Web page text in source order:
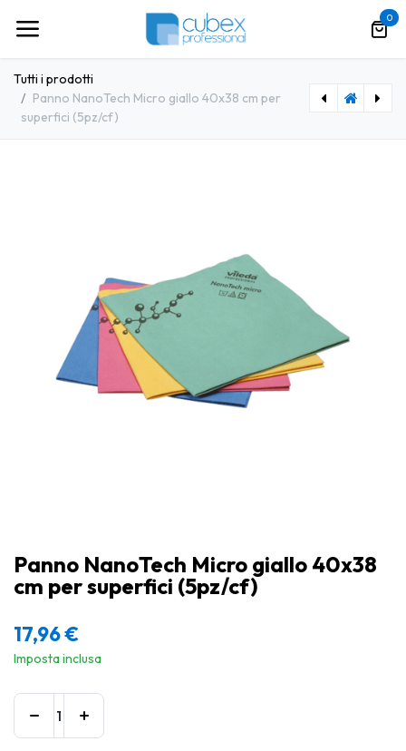
0
Tutti i prodotti
Panno NanoTech Micro giallo 40x38 cm per
superfici (5pz/cf)
Panno NanoTech Micro giallo 40x38
cm per superfici (5pz/cf)
17,96€
Imposta inclusa